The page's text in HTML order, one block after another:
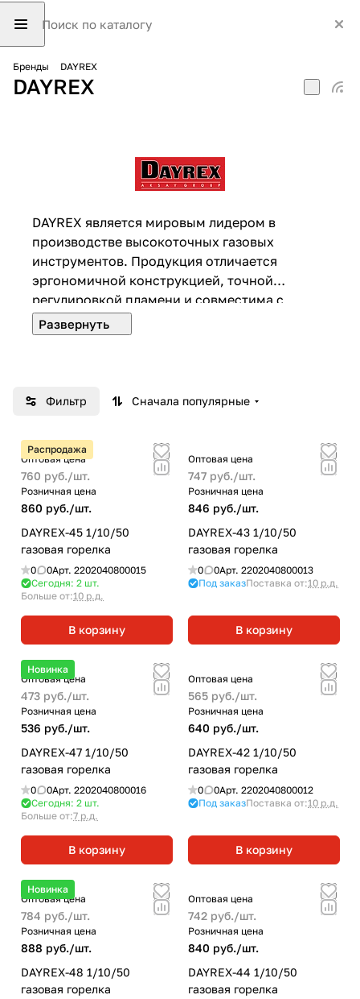
Бренды DAYREX
DAYREX
DAYREX является мировым лидером в
производстве высокоточных газовых
инструментов. Продукция отличается
эргономичной конструкцией, точной
регулировкой пламени и совместима с
профессиональными газовыми баллонами.
Оборудование проходит тестирование
на производстве.
Фильтр Сначала популярные
Распродажа
Оптовая цена
760 руб./шт.
Розничная цена
860 руб./шт.
DAYREX-45 1/10/50
газовая горелка
0 0Арт. 2202040800015
Сегодня: 2 шт.
Больше от:10 р.д.
В корзину
Оптовая цена
747 руб./шт.
Розничная цена
846 руб./шт.
DAYREX-43 1/10/50
газовая горелка
0 0Арт. 2202040800013
Под заказПоставка от:10 р.д.
В корзину
Новинка
Оптовая цена
473 руб./шт.
Розничная цена
536 руб./шт.
DAYREX-47 1/10/50
газовая горелка
0 0Арт. 2202040800016
Сегодня: 2 шт.
Больше от:7 р.д.
В корзину
Оптовая цена
565 руб./шт.
Розничная цена
640 руб./шт.
DAYREX-42 1/10/50
газовая горелка
0 0Арт. 2202040800012
Под заказПоставка от:10 р.д.
В корзину
Новинка
Оптовая цена
784 руб./шт.
Розничная цена
888 руб./шт.
DAYREX-48 1/10/50
газовая горелка
Оптовая цена
742 руб./шт.
Розничная цена
840 руб./шт.
DAYREX-44 1/10/50
газовая горелка